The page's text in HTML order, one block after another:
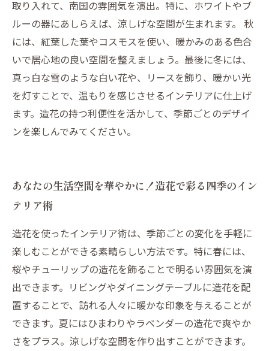
取り入れて、南国の雰囲気を演出。特に、ホワイトやブ
ルーの器にあしらえば、涼しげな空間が生まれます。 秋
には、紅葉した葉やコスモスを使い、暖かみのある色合
いで居心地の良い空間を整えましょう。最後に冬には、
真っ白な雪のような白い花や、リースを飾り、暖かい光
を灯すことで、温もりを感じさせるインテリアに仕上げ
ます。造花の持つ利便性を活かして、季節ごとのデザイ
ンを楽しんでみてください。
あなたの生活空間を華やかに！造花で彩る四季のイン
テリア術
造花を使ったインテリア術は、季節ごとの変化を手軽に
楽しむことができる素晴らしい方法です。特に春には、
桜やチューリップの造花を飾ることで明るい雰囲気を演
出できます。リビングやダイニングテーブルに造花を配
置することで、訪れる人々に暖かな印象を与えることが
できます。夏にはひまわりやラベンダーの造花で爽やか
さをプラス。涼しげな空間を作り出すことができます。